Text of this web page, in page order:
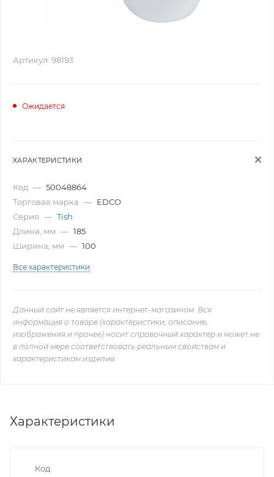
Артикул: 98193
Ожидается
ХАРАКТЕРИСТИКИ
Код — 50048864
Торговая марка — EDCO
Серия — Tish
Длина, мм — 185
Ширина, мм — 100
Все характеристики
Данный сайт не является интернет-магазином. Вся
информация о товаре (характеристики, описание,
изображения и прочее) носит справочный характер и может не
в полной мере соответствовать реальным свойствам и
характеристикам изделия.
Характеристики
Код